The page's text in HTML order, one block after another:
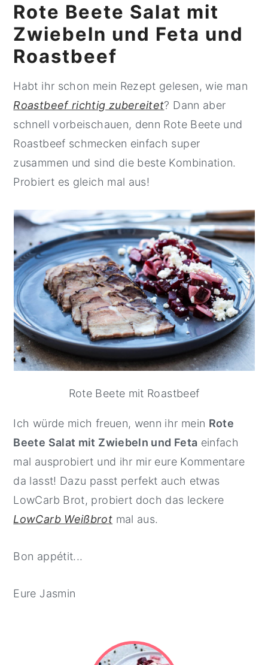
Rote Beete Salat mit
Zwiebeln und Feta und
Roastbeef
Habt ihr schon mein Rezept gelesen, wie man
Roastbeef richtig zubereitet? Dann aber
schnell vorbeischauen, denn Rote Beete und
Roastbeef schmecken einfach super
zusammen und sind die beste Kombination.
Probiert es gleich mal aus!
Rote Beete mit Roastbeef
Ich würde mich freuen, wenn ihr mein Rote
Beete Salat mit Zwiebeln und Feta einfach
mal ausprobiert und ihr mir eure Kommentare
da lasst! Dazu passt perfekt auch etwas
LowCarb Brot, probiert doch das leckere
LowCarb Weißbrot mal aus.
Bon appétit...
Eure Jasmin